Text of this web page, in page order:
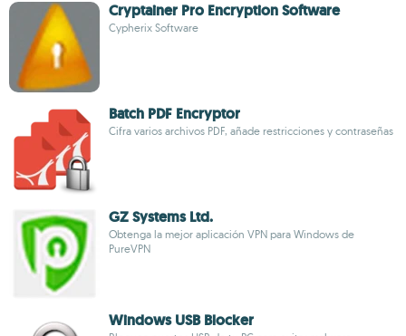
Cryptainer Pro Encryption Software
Cypherix Software
Batch PDF Encryptor
Cifra varios archivos PDF, añade restricciones y contraseñas
GZ Systems Ltd.
Obtenga la mejor aplicación VPN para Windows de
PureVPN
Windows USB Blocker